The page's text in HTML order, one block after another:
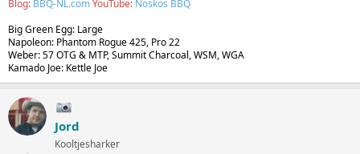
Blog: BBQ-NL.comYouTube: Noskos BBQ
Big Green Egg: Large
Napoleon: Phantom Rogue 425, Pro 22
Weber: 57 OTG & MTP, Summit Charcoal, WSM, WGA
Kamado Joe: Kettle Joe
Jord
Kooltjesharker